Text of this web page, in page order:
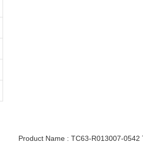
Product Name : TC63-R013007-0542